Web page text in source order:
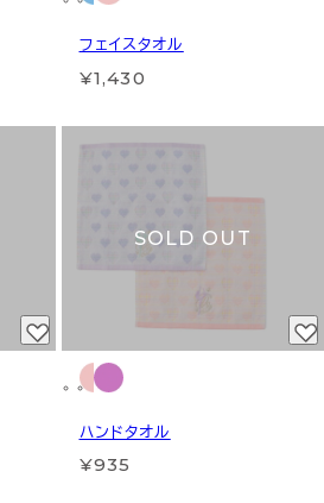
フェイスタオル
¥1,430
SOLD OUT
ハンドタオル
¥935